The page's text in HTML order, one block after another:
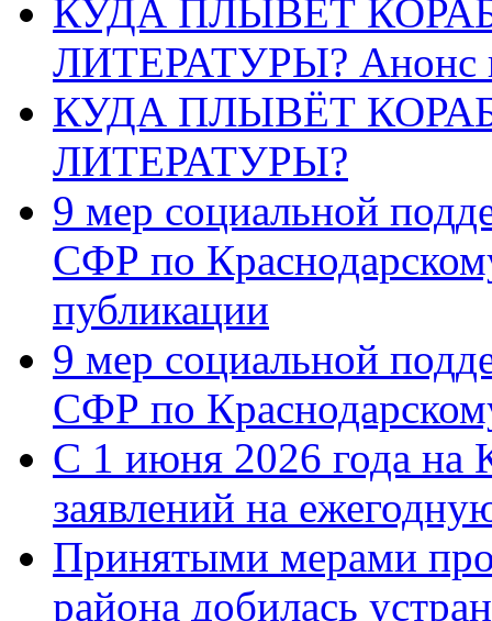
КУДА ПЛЫВЁТ
ЛИТЕРАТУРЫ? Анонс
КУДА ПЛЫВЁТ
ЛИТЕРАТУРЫ?
9 мер социальной
СФР по
публикации
9 мер социальной
СФР по
С 1 июня 2026 года на
заявлений на
Принятыми мерами
района добилась